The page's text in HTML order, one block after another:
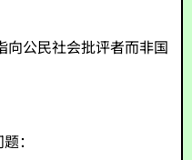
向公民社会批评者而非国
：